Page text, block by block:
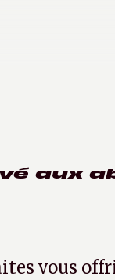
aux
vous